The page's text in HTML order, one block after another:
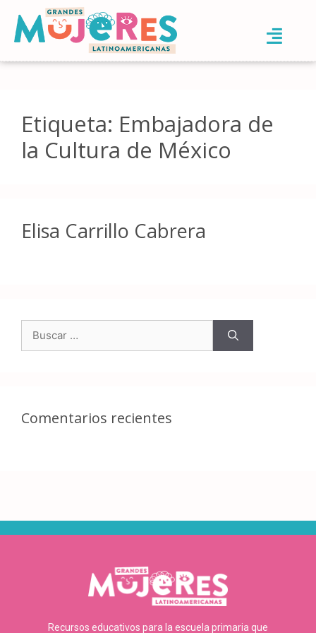
Etiqueta: Embajadora de
la Cultura de México
Elisa Carrillo Cabrera
Comentarios recientes
Recursos educativos para la escuela primaria que